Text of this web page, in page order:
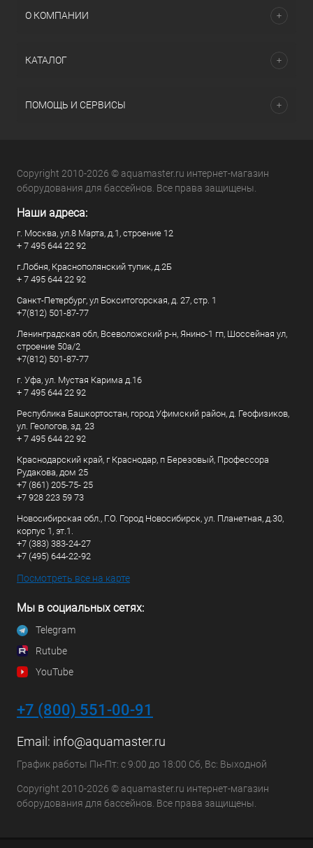
О КОМПАНИИ
КАТАЛОГ
ПОМОЩЬ И СЕРВИСЫ
Copyright 2010-2026 © aquamaster.ru интернет-магазин
оборудования для бассейнов. Все права защищены.
Наши адреса:
г. Москва, ул.8 Марта, д.1, строение 12
+ 7 495 644 22 92
г.Лобня, Краснополянский тупик, д.2Б
+ 7 495 644 22 92
Санкт-Петербург, ул Бокситогорская, д. 27, стр. 1
+7(812) 501-87-77
Ленинградская обл, Всеволожский р-н, Янино-1 гп, Шоссейная ул,
строение 50а/2
+7(812) 501-87-77
г. Уфа, ул. Мустая Карима д.16
+ 7 495 644 22 92
Республика Башкортостан, город Уфимский район, д. Геофизиков,
ул. Геологов, зд. 23
+ 7 495 644 22 92
Краснодарский край, г Краснодар, п Березовый, Профессора
Рудакова, дом 25
+7 (861) 205-75- 25
+7 928 223 59 73
Новосибирская обл., Г.О. Город Новосибирск, ул. Планетная, д.30,
корпус 1, эт.1.
+7 (383) 383-24-27
+7 (495) 644-22-92
Посмотреть все на карте
Мы в социальных сетях:
Telegram
Rutube
YouTube
+7 (800) 551-00-91
Email: info@aquamaster.ru
График работы Пн-Пт: с 9:00 до 18:00 Сб, Вс: Выходной
Copyright 2010-2026 © aquamaster.ru интернет-магазин
оборудования для бассейнов. Все права защищены.